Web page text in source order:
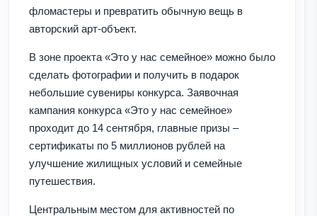
фломастеры и превратить обычную вещь в
авторский арт-объект.
В зоне проекта «Это у нас семейное» можно было
сделать фотографии и получить в подарок
небольшие сувениры конкурса. Заявочная
кампания конкурса «Это у нас семейное»
проходит до 14 сентября, главные призы –
сертификаты по 5 миллионов рублей на
улучшение жилищных условий и семейные
путешествия.
Центральным местом для активностей по